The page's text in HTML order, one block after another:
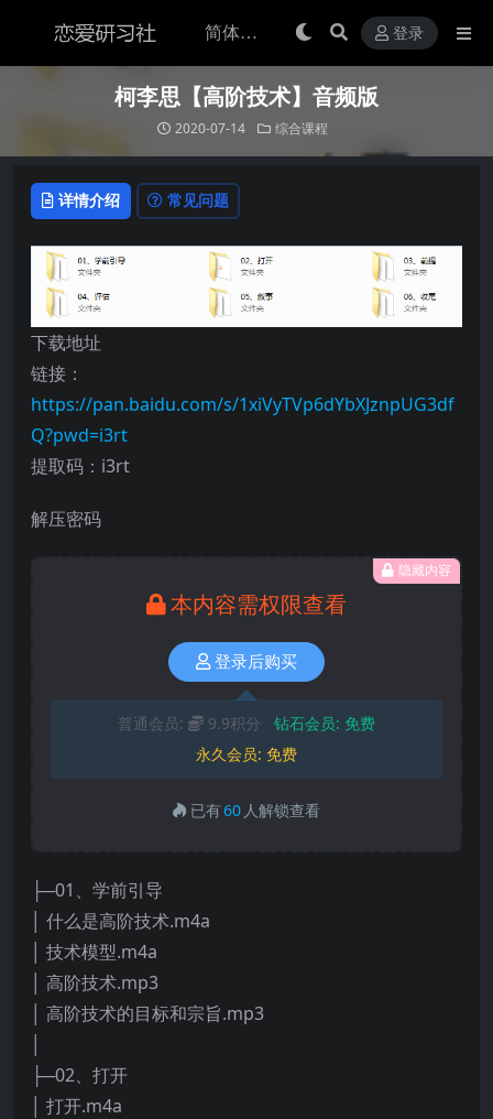
登录
柯李思【高阶技术】音频版
2020-07-14 综合课程
详情介绍 常见问题
下载地址
链接：
https://pan.baidu.com/s/1xiVyTVp6dYbXJznpUG3df
Q?pwd=i3rt
提取码：i3rt
解压密码
隐藏内容
本内容需权限查看
登录后购买
普通会员: 9.9积分 钻石会员: 免费
永久会员: 免费
已有60 人解锁查看
├─01、学前引导
│ 什么是高阶技术.m4a
│ 技术模型.m4a
│ 高阶技术.mp3
│ 高阶技术的目标和宗旨.mp3
├─02、打开
│ 打开.m4a